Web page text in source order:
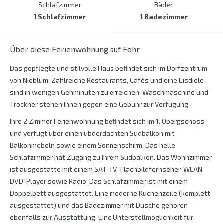
Schlafzimmer
1 Schlafzimmer
Bäder
1 Badezimmer
Über diese Ferienwohnung auf Föhr
Das gepflegte und stilvolle Haus befindet sich im Dorfzentrum
von Nieblum. Zahlreiche Restaurants, Cafés und eine Eisdiele
sind in wenigen Gehminuten zu erreichen. Waschmaschine und
Trockner stehen Ihnen gegen eine Gebühr zur Verfügung.
Ihre 2 Zimmer Ferienwohnung befindet sich im 1. Obergschoss
und verfügt über einen übderdachten Südbalkon mit
Balkonmöbeln sowie einem Sonnenschirm. Das helle
Schlafzimmer hat Zugang zu Ihrem Südbalkon. Das Wohnzimmer
ist ausgestatte mit einem SAT-TV-Flachbildfernseher, WLAN,
DVD-Player sowie Radio. Das Schlafzimmer ist mit einem
Doppelbett ausgestattet. Eine moderne Küchenzeile (komplett
ausgestattet) und das Badezimmer mit Dusche gehören
ebenfalls zur Ausstattung. Eine Unterstellmöglichkeit für